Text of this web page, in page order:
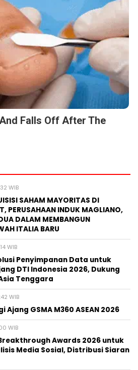
Falls Off After The
WIB
SAHAM MAYORITAS DI
PERUSAHAAN INDUK MAGLIANO,
DALAM MEMBANGUN
ITALIA BARU
WIB
Penyimpanan Data untuk
DTI Indonesia 2026, Dukung
Tenggara
WIB
GSMA M360 ASEAN 2026
WIB
Awards 2026 untuk
Media Sosial, Distribusi Siaran